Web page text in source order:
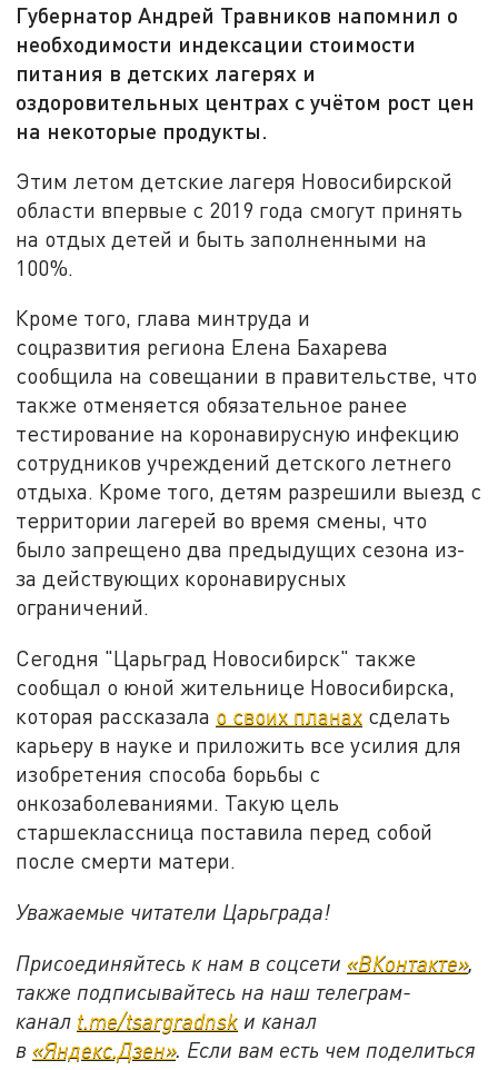
Губернатор Андрей Травников напомнил о
необходимости индексации стоимости
питания в детских лагерях и
оздоровительных центрах с учётом рост цен
на некоторые продукты.
Этим летом детские лагеря Новосибирской
области впервые с 2019 года смогут принять
на отдых детей и быть заполненными на
100%.
Кроме того, глава минтруда и
соцразвития региона Елена Бахарева
сообщила на совещании в правительстве, что
также отменяется обязательное ранее
тестирование на коронавирусную инфекцию
сотрудников учреждений детского летнего
отдыха. Кроме того, детям разрешили выезд с
территории лагерей во время смены, что
было запрещено два предыдущих сезона из-
за действующих коронавирусных
ограничений.
Сегодня "Царьград Новосибирск" также
сообщал о юной жительнице Новосибирска,
которая рассказала о своих планах сделать
карьеру в науке и приложить все усилия для
изобретения способа борьбы с
онкозаболеваниями. Такую цель
старшеклассница поставила перед собой
после смерти матери.
Уважаемые читатели Царьграда!
Присоединяйтесь к нам в соцсети «ВКонтакте»,
также подписывайтесь на наш телеграм-
канал t.me/tsargradnsk и канал
в «Яндекс.Дзен». Если вам есть чем поделиться